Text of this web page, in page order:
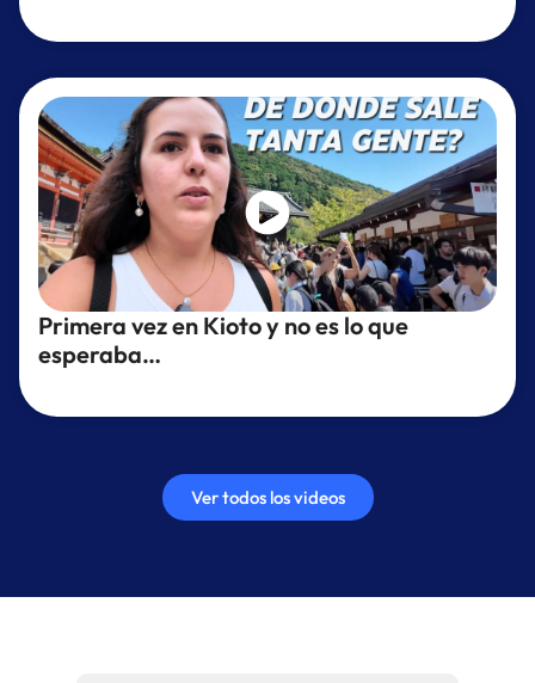
Primera vez en Kioto y no es lo que
esperaba…
Ver todos los videos